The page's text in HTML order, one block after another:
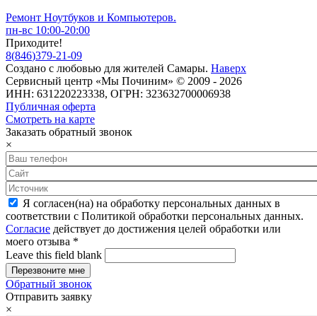
Ремонт Ноутбуков и Компьютеров.
пн-вс 10:00-20:00
Приходите!
8(846)379-21-09
Создано с любовью для жителей Самары. Наверх
Сервисный центр «Мы Починим» © 2009 - 2026
ИНН: 631220223338, ОГРН: 323632700006938
Публичная оферта
Смотреть на карте
Заказать обратный звонок
×
Я согласен(на) на обработку персональных данных в
соответствии с Политикой обработки персональных данных.
Согласие действует до достижения целей обработки или
моего отзыва *
Leave this field blank
Обратный звонок
Отправить заявку
×